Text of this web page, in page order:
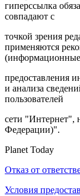
гиперссылка
совпадают с
точкой зрения
применяются
предоставления
и анализа
пользователей
сети "Интернет",
Федерации)".
Planet Today
Отказ от
Условия